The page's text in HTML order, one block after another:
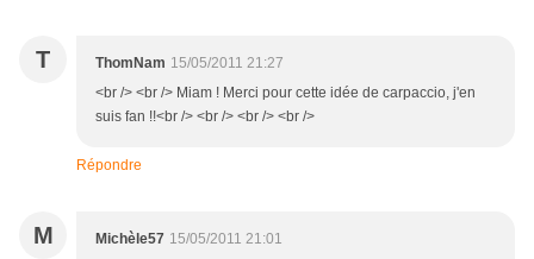
T ThomNam 15/05/2011 21:27
<br /> <br /> Miam ! Merci pour cette idée de carpaccio, j'en
suis fan !!<br /> <br /> <br /> <br />
Répondre
M Michèle57 15/05/2011 21:01